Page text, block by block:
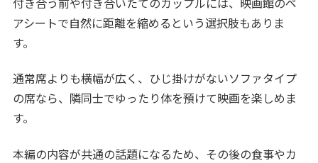
アシートで自然に距離を縮めるという選択肢もありま
す。
通常席よりも横幅が広く、ひじ掛けがないソファタイプ
の席なら、隣同士でゆったり体を預けて映画を楽しめま
す。
本編の内容が共通の話題になるため、その後の食事やカ